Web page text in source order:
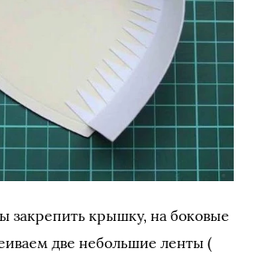
закрепить крышку, на боковые
две небольшие ленты (